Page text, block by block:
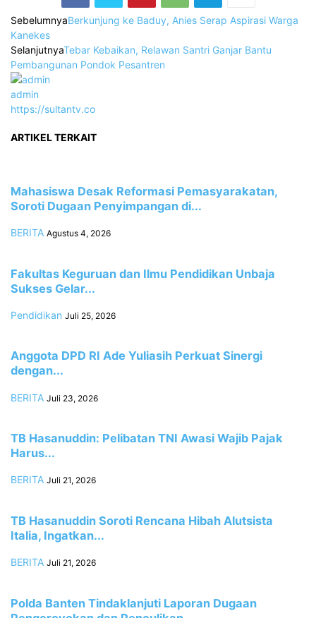
SebelumnyaBerkunjung ke Baduy, Anies Serap Aspirasi Warga
Kanekes
SelanjutnyaTebar Kebaikan, Relawan Santri Ganjar Bantu
Pembangunan Pondok Pesantren
admin
https://sultantv.co
ARTIKEL TERKAIT
Mahasiswa Desak Reformasi Pemasyarakatan,
Soroti Dugaan Penyimpangan di...
BERITA Agustus 4, 2026
Fakultas Keguruan dan Ilmu Pendidikan Unbaja
Sukses Gelar...
Pendidikan Juli 25, 2026
Anggota DPD RI Ade Yuliasih Perkuat Sinergi
dengan...
BERITA Juli 23, 2026
TB Hasanuddin: Pelibatan TNI Awasi Wajib Pajak
Harus...
BERITA Juli 21, 2026
TB Hasanuddin Soroti Rencana Hibah Alutsista
Italia, Ingatkan...
BERITA Juli 21, 2026
Polda Banten Tindaklanjuti Laporan Dugaan